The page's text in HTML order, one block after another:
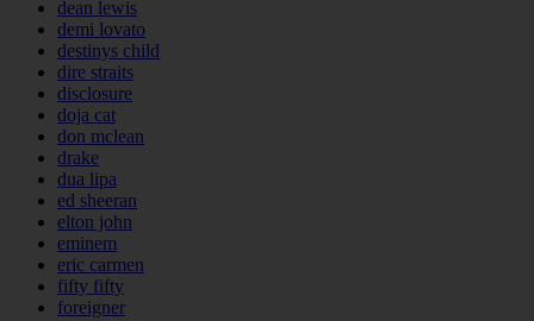
dean lewis
demi lovato
destinys child
dire straits
disclosure
doja cat
don mclean
drake
dua lipa
ed sheeran
elton john
eminem
eric carmen
fifty fifty
foreigner